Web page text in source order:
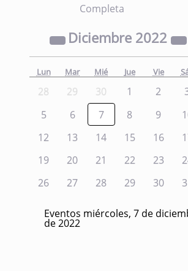
Completa
Diciembre 2022
Lun Mar Mié Jue Vie
28 29 30 1 2
5
6 7 8 9
12
13 14 15 16
19
20 21 22 23
26
27 28 29 30
Eventos miércoles, 7 de
de 2022